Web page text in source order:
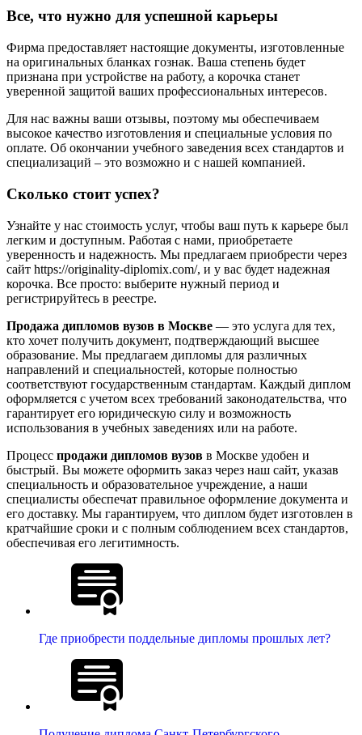
Все, что нужно для успешной карьеры
Фирма предоставляет настоящие документы, изготовленные
на оригинальных бланках гознак. Ваша степень будет
признана при устройстве на работу, а корочка станет
уверенной защитой ваших профессиональных интересов.
Для нас важны ваши отзывы, поэтому мы обеспечиваем
высокое качество изготовления и специальные условия по
оплате. Об окончании учебного заведения всех стандартов и
специализаций – это возможно и с нашей компанией.
Сколько стоит успех?
Узнайте у нас стоимость услуг, чтобы ваш путь к карьере был
легким и доступным. Работая с нами, приобретаете
уверенность и надежность. Мы предлагаем приобрести через
сайт https://originality-diplomix.com/, и у вас будет надежная
корочка. Все просто: выберите нужный период и
регистрируйтесь в реестре.
Продажа дипломов вузов в Москве — это услуга для тех,
кто хочет получить документ, подтверждающий высшее
образование. Мы предлагаем дипломы для различных
направлений и специальностей, которые полностью
соответствуют государственным стандартам. Каждый диплом
оформляется с учетом всех требований законодательства, что
гарантирует его юридическую силу и возможность
использования в учебных заведениях или на работе.
Процесс продажи дипломов вузов в Москве удобен и
быстрый. Вы можете оформить заказ через наш сайт, указав
специальность и образовательное учреждение, а наши
специалисты обеспечат правильное оформление документа и
его доставку. Мы гарантируем, что диплом будет изготовлен в
кратчайшие сроки и с полным соблюдением всех стандартов,
обеспечивая его легитимность.
Где приобрести поддельные дипломы прошлых лет?